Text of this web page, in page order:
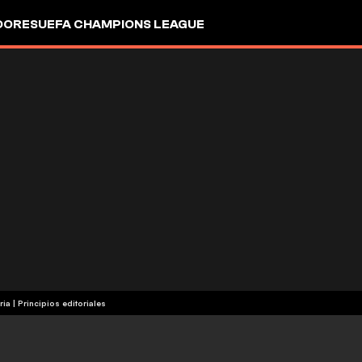
UEFA CHAMPIONS LEAGUE
| Principios editoriales